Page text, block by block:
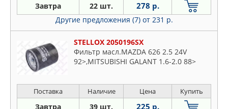
Завтра 22 шт. 278 р.
Другие предложения (7) от 231 р.
STELLOX 2050196SX
Фильтр масл.MAZDA 626 2.5 24V
92>,MITSUBISHI GALANT 1.6-2.0 88>
Поставка Наличие Цена Купить
Завтра 39 шт. 225 р.